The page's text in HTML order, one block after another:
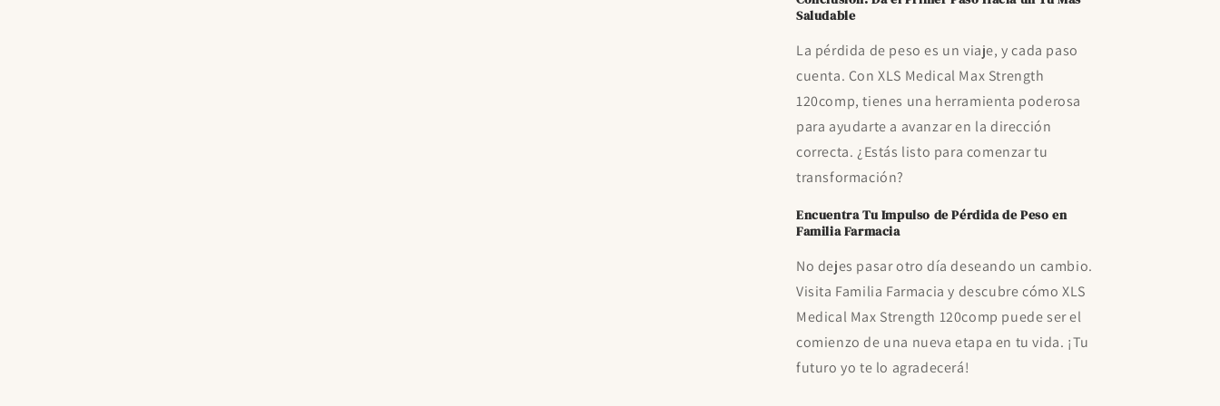
Saludable
La pérdida de peso es un viaje, y cada paso
cuenta. Con XLS Medical Max Strength
120comp, tienes una herramienta poderosa
para ayudarte a avanzar en la dirección
correcta. ¿Estás listo para comenzar tu
transformación?
Encuentra Tu Impulso de Pérdida de Peso en
Familia Farmacia
No dejes pasar otro día deseando un cambio.
Visita Familia Farmacia y descubre cómo XLS
Medical Max Strength 120comp puede ser el
comienzo de una nueva etapa en tu vida. ¡Tu
futuro yo te lo agradecerá!